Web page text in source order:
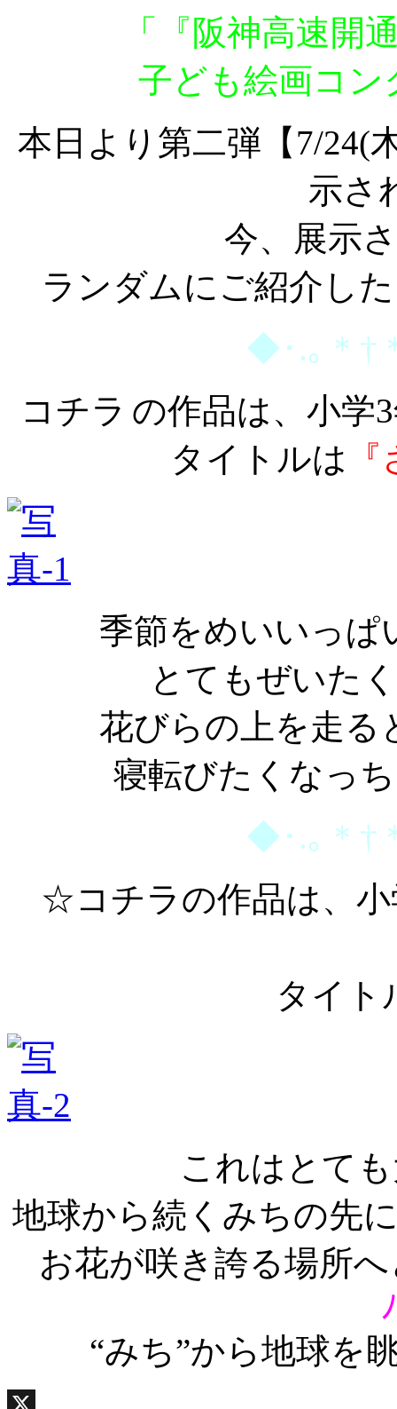
「『阪神高速
子ども絵画コン
本日より第二弾【7/24(
示さ
今、展示
ランダムにご紹介し
◆･.｡＊†
コチラ の作品は、小学
タイトルは
季節をめいいっぱ
とてもぜいた
花びらの上を走る
寝転びたくなっ
◆･.｡＊†
☆コチラの作品は、
タイト
これはとて
地球から続くみちの先
お花が咲き誇る場所
“みち”から地球を